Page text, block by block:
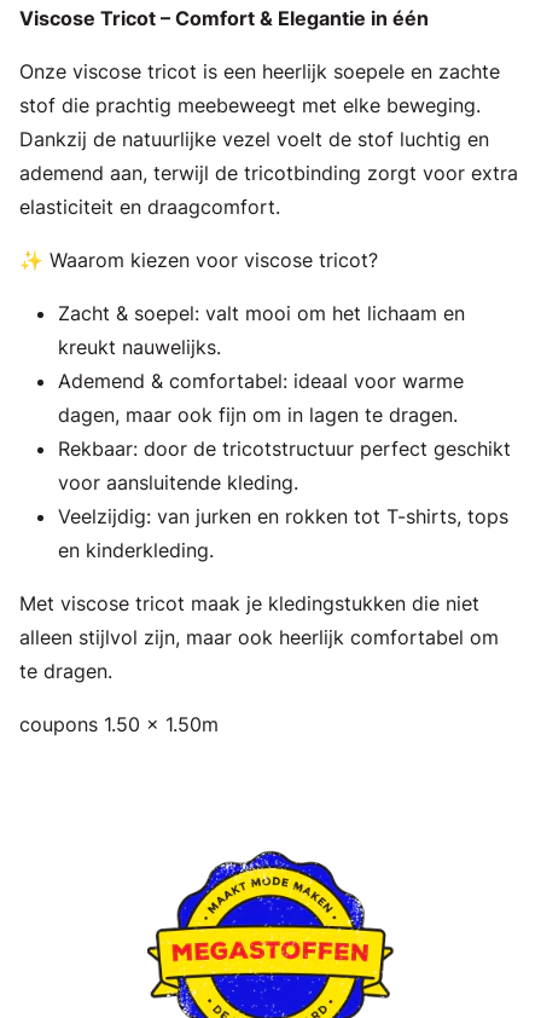
Viscose Tricot – Comfort & Elegantie in één
Onze viscose tricot is een heerlijk soepele en zachte
stof die prachtig meebeweegt met elke beweging.
Dankzij de natuurlijke vezel voelt de stof luchtig en
ademend aan, terwijl de tricotbinding zorgt voor extra
elasticiteit en draagcomfort.
✨ Waarom kiezen voor viscose tricot?
Zacht & soepel: valt mooi om het lichaam en
kreukt nauwelijks.
Ademend & comfortabel: ideaal voor warme
dagen, maar ook fijn om in lagen te dragen.
Rekbaar: door de tricotstructuur perfect geschikt
voor aansluitende kleding.
Veelzijdig: van jurken en rokken tot T-shirts, tops
en kinderkleding.
Met viscose tricot maak je kledingstukken die niet
alleen stijlvol zijn, maar ook heerlijk comfortabel om
te dragen.
coupons 1.50 x 1.50m